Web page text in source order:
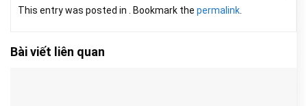
This entry was posted in . Bookmark the permalink
Bài viết liên quan